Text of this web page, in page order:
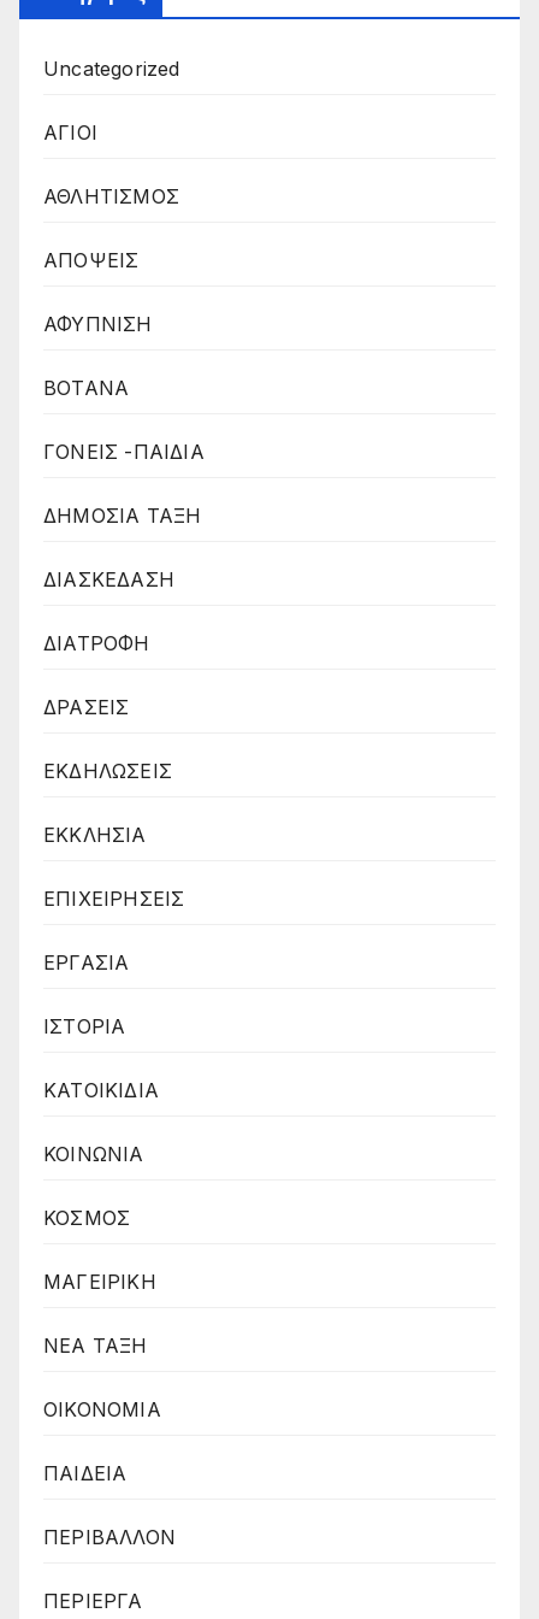
Uncategorized
ΑΓΙΟΙ
ΑΘΛΗΤΙΣΜΟΣ
ΑΠΟΨΕΙΣ
ΑΦΥΠΝΙΣΗ
ΒΟΤΑΝΑ
ΓΟΝΕΙΣ -ΠΑΙΔΙΑ
ΔΗΜΟΣΙΑ ΤΑΞΗ
ΔΙΑΣΚΕΔΑΣΗ
ΔΙΑΤΡΟΦΗ
ΔΡΑΣΕΙΣ
ΕΚΔΗΛΩΣΕΙΣ
ΕΚΚΛΗΣΙΑ
ΕΠΙΧΕΙΡΗΣΕΙΣ
ΕΡΓΑΣΙΑ
ΙΣΤΟΡΙΑ
ΚΑΤΟΙΚΙΔΙΑ
ΚΟΙΝΩΝΙΑ
ΚΟΣΜΟΣ
ΜΑΓΕΙΡΙΚΗ
ΝΕΑ ΤΑΞΗ
ΟΙΚΟΝΟΜΙΑ
ΠΑΙΔΕΙΑ
ΠΕΡΙΒΑΛΛΟΝ
ΠΕΡΙΕΡΓΑ